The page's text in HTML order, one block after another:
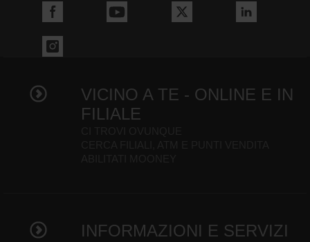
VICINO A TE - ONLINE E IN
FILIALE
INFORMAZIONI E SERVIZI